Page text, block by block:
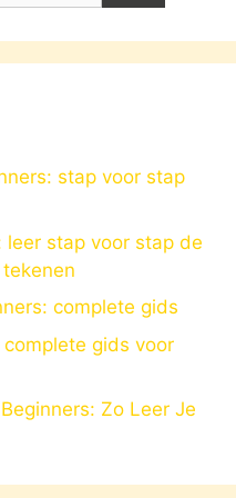
stap voor stap
stap voor stap de
complete gids
gids voor
Zo Leer Je